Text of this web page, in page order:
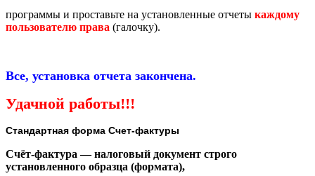
программы и проставьте на установленные отчеты каждому
пользователю права (галочку).
Все, установка отчета закончена.
Удачной работы!!!
Стандартная форма Счет-фактуры
Счёт-фактура — налоговый документ строго
установленного образца (формата),